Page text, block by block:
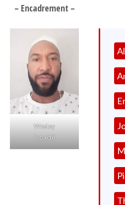
– Encadrement –
Wesley
(coach)